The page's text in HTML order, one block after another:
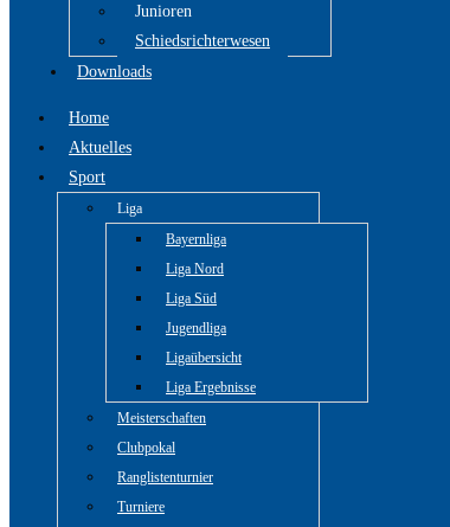
Junioren
Schiedsrichterwesen
Downloads
Home
Aktuelles
Sport
Liga
Bayernliga
Liga Nord
Liga Süd
Jugendliga
Ligaübersicht
Liga Ergebnisse
Meisterschaften
Clubpokal
Ranglistenturnier
Turniere